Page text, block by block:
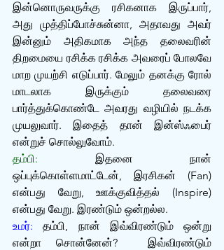
இன்னொருவருக்கு ரசிகனாக இருப்பார்,
அது முத்திப்போச்சுன்னா, அதாவது அவர்
இன்னும் அதிகமாக அந்த தலைவரின்
திறமையை ரசிக்க ரசிக்க அவரைப் போலவே
மாற முயற்சி எடுப்பார். மேலும் தனக்கு ரோல்
மாடலாக இருக்கும் தலைவரை
பார்த்துக்கொண்டே அவரது வழியில் நடக்க
முயலுவார். இதைத் தான் இன்ஸ்ஃபைர்
என்றுச் சொல்லுவோம்.
தம்பி: இதனை நான்
ஒப்புக்கொள்ளமாட்டேன், இரசிகன் (Fan)
என்பது வேறு, ஊக்குவித்தல் (Inspire)
என்பது வேறு. இரண்டும் ஒன்றல்ல.
உமர்: தம்பி, நான் இவ்விரண்டும் ஒன்று
என்றா சொன்னேன்?  இவ்விரண்டும்